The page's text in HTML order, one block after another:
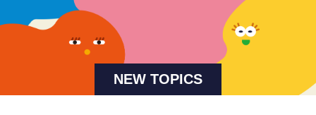
NEW TOPICS